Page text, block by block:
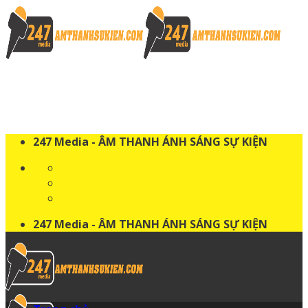
Skip
to
content
247 Media - ÂM THANH ÁNH SÁNG SỰ KIỆN
247 Media - ÂM THANH ÁNH SÁNG SỰ KIỆN